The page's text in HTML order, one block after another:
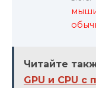
мыши
Читайте
GPU и CPU